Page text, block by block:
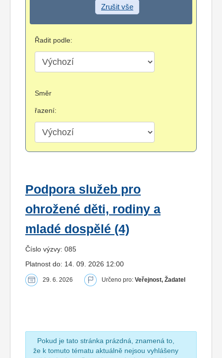
Zrušit vše
Řadit podle:
Směr
řazení:
Podpora služeb pro
ohrožené děti, rodiny a
mladé dospělé (4)
Číslo výzvy: 085
Platnost do: 14. 09. 2026 12:00
29. 6. 2026 Určeno pro: Veřejnost, Žadatel
Pokud je tato stránka prázdná, znamená to,
že k tomuto tématu aktuálně nejsou vyhlášeny